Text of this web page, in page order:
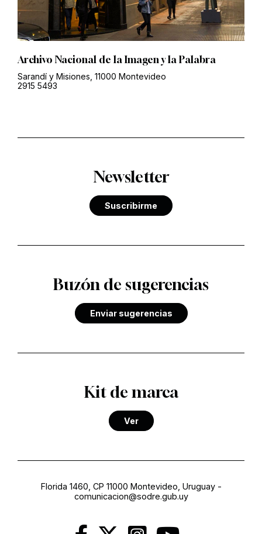
Archivo Nacional de la Imagen y la Palabra
Sarandí y Misiones, 11000 Montevideo
2915 5493
Newsletter
Suscribirme
Buzón de sugerencias
Enviar sugerencias
Kit de marca
Ver
Florida 1460, CP 11000 Montevideo, Uruguay-
comunicacion@sodre.gub.uy